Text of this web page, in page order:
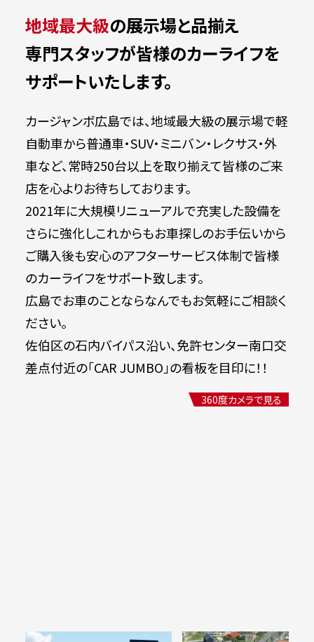
地域最大級の展示場と品揃え
専門スタッフが皆様のカーライフを
サポートいたします。
カージャンボ広島では、地域最大級の展示場で軽
自動車から普通車・SUV・ミニバン・レクサス・外
車など、常時250台以上を取り揃えて皆様のご来
店を心よりお待ちしております。
2021年に大規模リニューアルで充実した設備を
さらに強化しこれからもお車探しのお手伝いから
ご購入後も安心のアフターサービス体制で皆様
のカーライフをサポート致します。
広島でお車のことならなんでもお気軽にご相談く
ださい。
佐伯区の石内バイパス沿い、免許センター南口交
差点付近の「CAR JUMBO」の看板を目印に！！
360度カメラで見る